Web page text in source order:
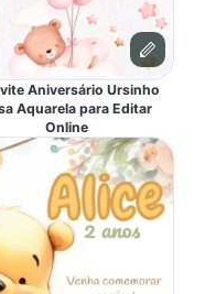
Aniversário Ursinho
Aquarela para Editar
Online